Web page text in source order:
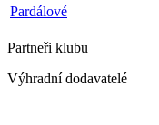
Pardálové
Partneři klubu
Výhradní dodavatelé